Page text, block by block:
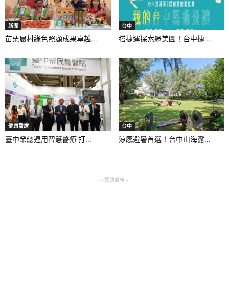
新聞
苗栗農村綠色照顧成果卓越...
台中
搭捷運探索綠美圖！台中捷...
健康醫療
臺中榮總運用智慧醫療 打...
台中
涼感避暑首選！台中山海露...
- 贊助廣告 -